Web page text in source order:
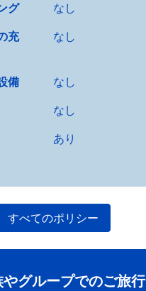
グ
なし
充
なし
備
なし
なし
あり
すべてのポリシー
やグループでのご旅行